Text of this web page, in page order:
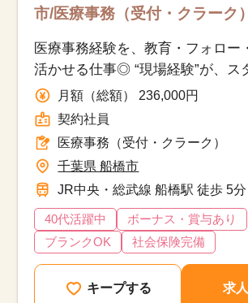
市/医療事務（受付・クラーク
医療事務経験を、教育・フォロー
活かせる仕事◎ “現場経験”が、ス
る力になります。
月額（総額） 236,000円
契約社員
医療事務（受付・クラーク）
千葉県 船橋市
JR中央・総武線 船橋駅 徒歩 5分
40代活躍中
ボーナス・賞与あり
ブランクOK
社会保険完備
キープする 求